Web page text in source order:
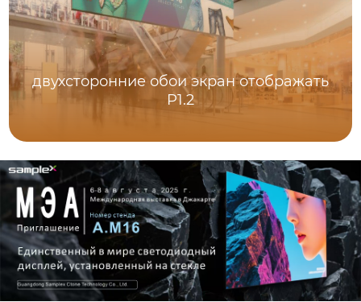
двухсторонние обои экран отображать
P1.2